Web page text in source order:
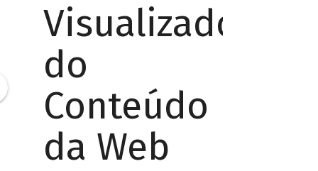
Visualizador
do
Conteúdo
da Web